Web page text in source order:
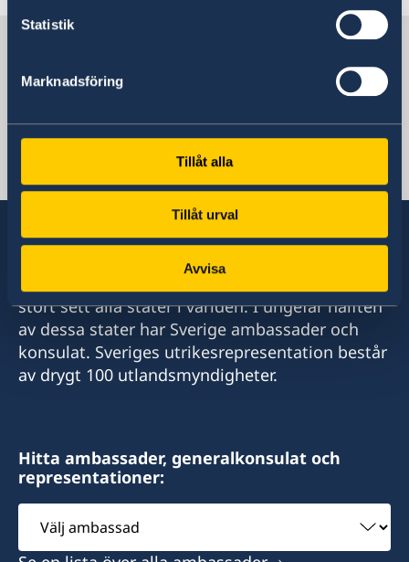
Statistik
Marknadsföring
Tillåt alla
Tillåt urval
Avvisa
Chile, Santiago de Chile
Sverige har diplomatiska förbindelser med i
stort sett alla stater i världen. I ungefär hälften
av dessa stater har Sverige ambassader och
konsulat. Sveriges utrikesrepresentation består
av drygt 100 utlandsmyndigheter.
Hitta ambassader, generalkonsulat och
representationer:
ambassad